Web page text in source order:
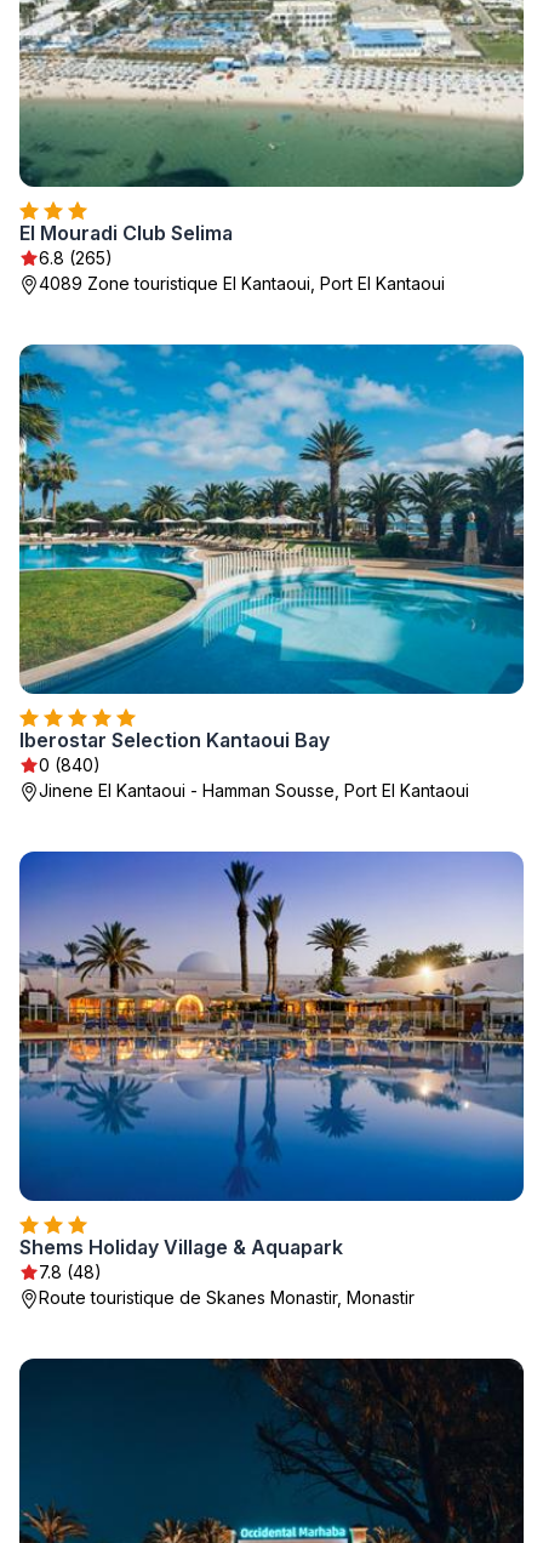
El Mouradi Club Selima
6.8 (265)
4089 Zone touristique El Kantaoui, Port El Kantaoui
Iberostar Selection Kantaoui Bay
0 (840)
Jinene El Kantaoui - Hamman Sousse, Port El Kantaoui
Shems Holiday Village & Aquapark
7.8 (48)
Route touristique de Skanes Monastir, Monastir